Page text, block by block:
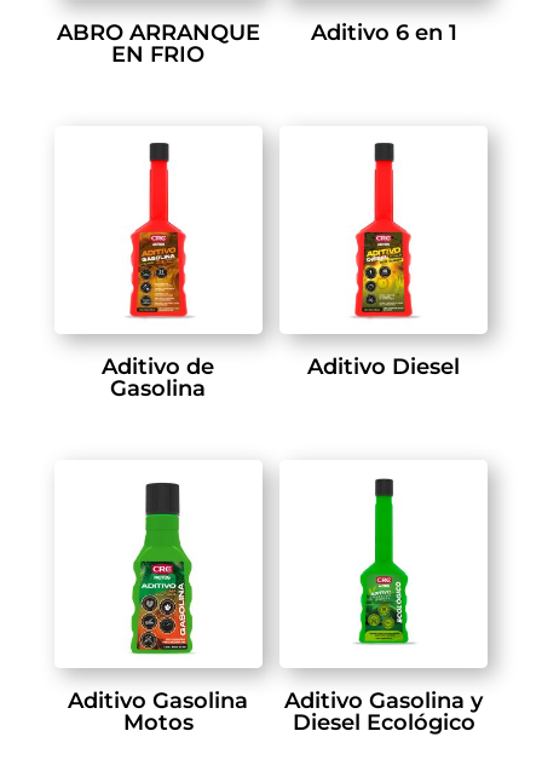
ABRO ARRANQUE
EN FRIO
Aditivo 6 en 1
Aditivo de
Gasolina
Aditivo Diesel
Aditivo Gasolina
Motos
Aditivo Gasolina y
Diesel Ecológico